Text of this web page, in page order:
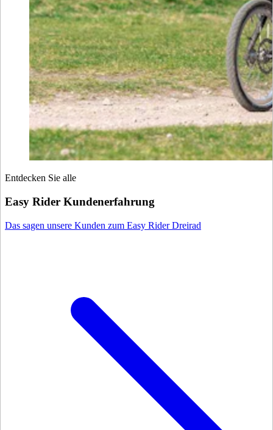
Entdecken Sie alle
Easy Rider Kundenerfahrung
Das sagen unsere Kunden zum Easy Rider Dreirad